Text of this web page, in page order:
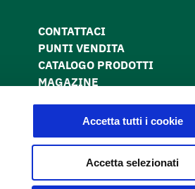
Accetta tutti i cookie
Accetta selezionati
CONTATTACI
PUNTI VENDITA
CATALOGO PRODOTTI
MAGAZINE
COOKIE POLICY